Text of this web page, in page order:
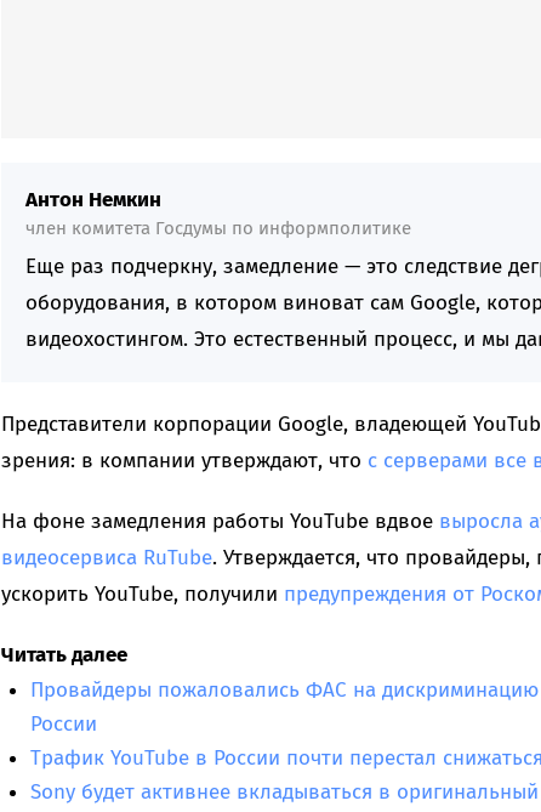
Антон Немкин
член комитета Госдумы по информполитике
Еще раз подчеркну, замедление — это следствие
оборудования, в котором виноват сам Google,
видеохостингом. Это естественный процесс, и мы
Представители корпорации Google, владеющей
зрения: в компании утверждают, что с серверами все
На фоне замедления работы YouTube вдвое выросла
видеосервиса RuTube. Утверждается, что
ускорить YouTube, получили предупреждения от
Читать далее
Провайдеры пожаловались ФАС на дискриминацию
России
Трафик YouTube в России почти перестал
Sony будет активнее вкладываться в